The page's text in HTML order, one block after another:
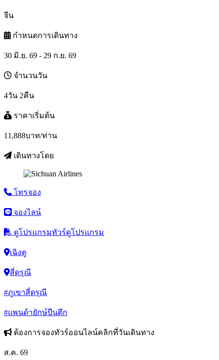
จีน
กำหนดการเดินทาง
30 มิ.ย. 69 - 29 ก.ย. 69
จำนวนวัน
4วัน 2คืน
ราคาเริ่มต้น
11,888บาท/ท่าน
เดินทางโดย
โทรจอง
จองไลน์
ดูโปรแกรมทัวร์ดูโปรแกรม
เฉิงตู
สี่ดรุณี
#ภูเขาสี่ดรุณี
#แพนด้ายักษ์ปีนตึก
ต้องการจองทัวร์ออนไลน์คลิกที่วันเดินทาง
ส.ค. 69